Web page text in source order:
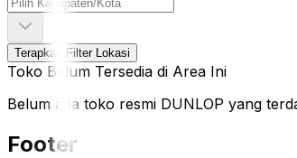
Terapkan Filter Lokasi
Toko Belum Tersedia di Area Ini
Belum ada toko resmi DUNLOP yang
Footer